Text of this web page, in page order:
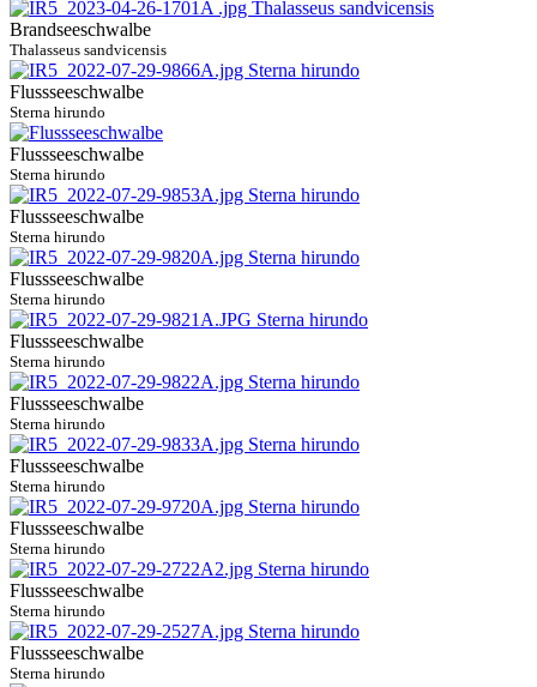
Brandseeschwalbe
Thalasseus sandvicensis
Flussseeschwalbe
Sterna hirundo
Flussseeschwalbe
Sterna hirundo
Flussseeschwalbe
Sterna hirundo
Flussseeschwalbe
Sterna hirundo
Flussseeschwalbe
Sterna hirundo
Flussseeschwalbe
Sterna hirundo
Flussseeschwalbe
Sterna hirundo
Flussseeschwalbe
Sterna hirundo
Flussseeschwalbe
Sterna hirundo
Flussseeschwalbe
Sterna hirundo